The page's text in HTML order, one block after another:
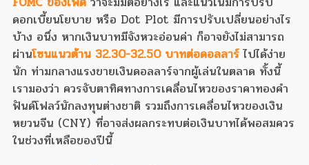
ดอกเบี้ยนโยบาย หรือ Dot Plot มีการปรับเปลี่ยนอย่างไร
บ้าง อนึ่ง หากเงินบาทมีจังหวะอ่อนค่า ก็อาจยังไม่สามารถ
ผ่านโซนแนวต้าน 32.30-32.50 บาทต่อดอลลาร์ไปได้ง่าย
นัก ท่ามกลางแรงขายเงินดอลลาร์จากผู้เล่นในตลาด ทั้งนี้
เรามองว่า ควรจับตาทิศทางการเคลื่อนไหวของราคาทองคำ
ฟันด์โฟลว์นักลงทุนต่างชาติ รวมถึงการเคลื่อนไหวของเงิน
หยวนจีน (CNY) ที่อาจส่งผลกระทบต่อเงินบาทได้พอสมควร
ในช่วงที่เหลือของปีนี้